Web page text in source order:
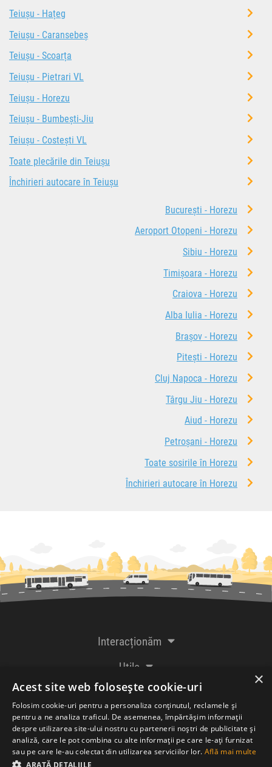
Teiușu - Hațeg
Teiușu - Caransebeș
Teiușu - Scoarța
Teiușu - Pietrari VL
Teiușu - Horezu
Teiușu - Bumbești-Jiu
Teiușu - Costești VL
Toate plecările din Teiușu
Închirieri autocare în Teiușu
București - Horezu
Aeroport Otopeni - Horezu
Sibiu - Horezu
Timișoara - Horezu
Craiova - Horezu
Alba Iulia - Horezu
Brașov - Horezu
Pitești - Horezu
Cluj Napoca - Horezu
Târgu Jiu - Horezu
Aiud - Horezu
Petroșani - Horezu
Toate sosirile în Horezu
Închirieri autocare în Horezu
Interacționăm
Utile
De la creatorii
Acceptăm plăți cu
×
Acest site web folosește cookie-uri
Folosim cookie-uri pentru a personaliza conținutul, reclamele și
pentru a ne analiza traficul. De asemenea, împărtășim informații
despre utilizarea site-ului nostru cu partenerii noștri de publicitate și
analiză, care le pot combina cu alte informații pe care le-ați furnizat
sau pe care le-au colectat din utilizarea serviciilor lor. Află mai multe
ARATĂ DETALIILE